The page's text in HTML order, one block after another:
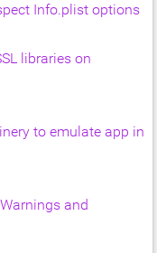
Info.plist options
libraries on
to emulate app in
and